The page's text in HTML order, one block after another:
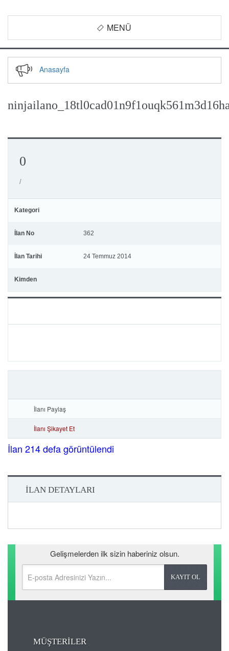
MENÜ
Anasayfa
0
/
Kategori
İlan No 362
İlan Tarihi 24 Temmuz 2014
Kimden
İlanı Paylaş
İlanı Şikayet Et
İlan 214 defa görüntülendi
İLAN DETAYLARI
Gelişmelerden ilk sizin haberiniz olsun.
MÜŞTERİLER